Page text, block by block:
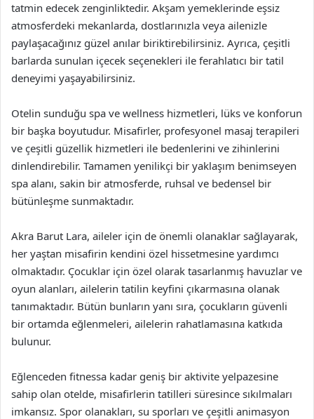
tatmin edecek zenginliktedir. Akşam yemeklerinde eşsiz
atmosferdeki mekanlarda, dostlarınızla veya ailenizle
paylaşacağınız güzel anılar biriktirebilirsiniz. Ayrıca, çeşitli
barlarda sunulan içecek seçenekleri ile ferahlatıcı bir tatil
deneyimi yaşayabilirsiniz.
Otelin sunduğu spa ve wellness hizmetleri, lüks ve konforun
bir başka boyutudur. Misafirler, profesyonel masaj terapileri
ve çeşitli güzellik hizmetleri ile bedenlerini ve zihinlerini
dinlendirebilir. Tamamen yenilikçi bir yaklaşım benimseyen
spa alanı, sakin bir atmosferde, ruhsal ve bedensel bir
bütünleşme sunmaktadır.
Akra Barut Lara, aileler için de önemli olanaklar sağlayarak,
her yaştan misafirin kendini özel hissetmesine yardımcı
olmaktadır. Çocuklar için özel olarak tasarlanmış havuzlar ve
oyun alanları, ailelerin tatilin keyfini çıkarmasına olanak
tanımaktadır. Bütün bunların yanı sıra, çocukların güvenli
bir ortamda eğlenmeleri, ailelerin rahatlamasına katkıda
bulunur.
Eğlenceden fitnessa kadar geniş bir aktivite yelpazesine
sahip olan otelde, misafirlerin tatilleri süresince sıkılmaları
imkansız. Spor olanakları, su sporları ve çeşitli animasyon